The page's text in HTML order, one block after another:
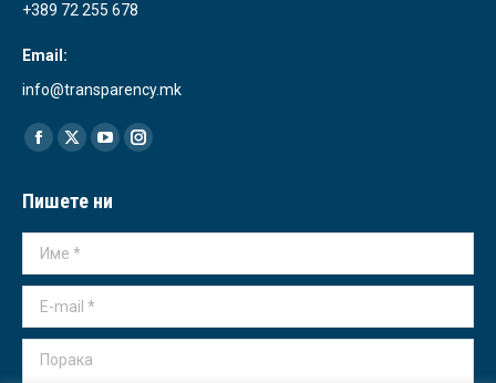
+389 72 255 678
Email:
info@transparency.mk
Find us on:
Facebook
opens
in
new
X
opens
in
YouTube
opens
in
Instagram
in
Пишете ни
Име *
E-mail *
Порака